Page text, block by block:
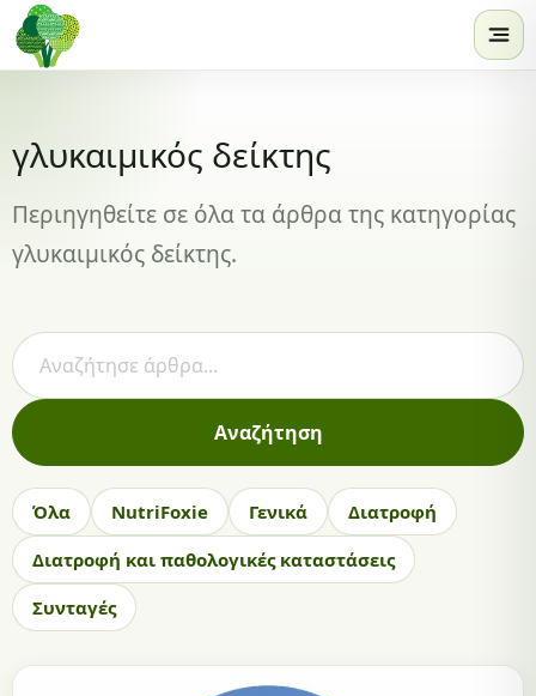
Skip to content
γλυκαιμικός δείκτης
Περιηγηθείτε σε όλα τα άρθρα της κατηγορίας
γλυκαιμικός δείκτης.
Αναζήτηση άρθρων
Αναζήτηση
Όλα NutriFoxie Γενικά
Διατροφή
Διατροφή και παθολογικές καταστάσεις
Συνταγές